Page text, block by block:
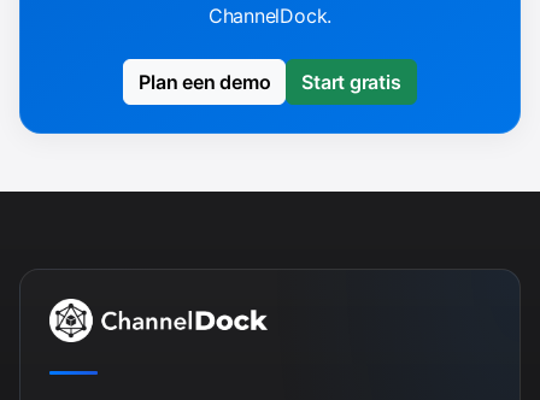
ChannelDock.
Plan een demo Start gratis